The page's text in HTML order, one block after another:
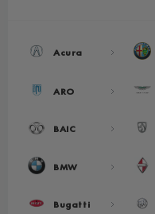
Acura
ARO
BAIC
BMW
Bugatti